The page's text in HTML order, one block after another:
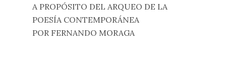
A PROPÓSITO DEL ARQUEO DE LA
POESÍA CONTEMPORÁNEA
POR FERNANDO MORAGA